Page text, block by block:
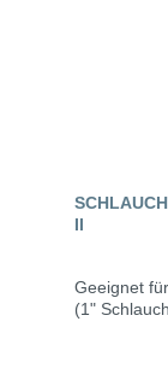
II
Geeignet
(1"